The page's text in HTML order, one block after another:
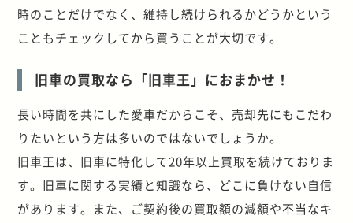
時のことだけでなく、維持し続けられるかどうかという
こともチェックしてから買うことが大切です。
旧車の買取なら「旧車王」におまかせ！
長い時間を共にした愛車だからこそ、売却先にもこだわ
りたいという方は多いのではないでしょうか。
旧車王は、旧車に特化して20年以上買取を続けておりま
す。旧車に関する実績と知識なら、どこに負けない自信
があります。また、ご契約後の買取額の減額や不当なキ